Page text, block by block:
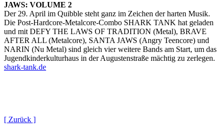
JAWS: VOLUME 2
Der 29. April im Quibble steht ganz im Zeichen der harten Musik.
Die Post-Hardcore-Metalcore-Combo SHARK TANK hat geladen
und mit DEFY THE LAWS OF TRADITION (Metal), BRAVE
AFTER ALL (Metalcore), SANTA JAWS (Angry Teencore) und
NARIN (Nu Metal) sind gleich vier weitere Bands am Start, um das
Jugendkinderkulturhaus in der Augustenstraße mächtig zu zerlegen.
shark-tank.de
[ Zurück ]